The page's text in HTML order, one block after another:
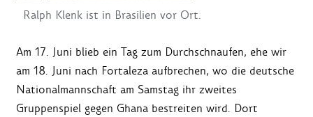
Ralph Klenk ist in Brasilien vor Ort.
Am 17. Juni blieb ein Tag zum Durchschnaufen, ehe wir
am 18. Juni nach Fortaleza aufbrechen, wo die deutsche
Nationalmannschaft am Samstag ihr zweites
Gruppenspiel gegen Ghana bestreiten wird. Dort